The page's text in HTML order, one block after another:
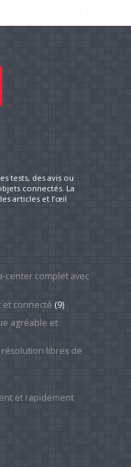
tests, des avis ou
connectés. La
articles et l’œil
center complet avec
et connecté (9)
agréable et
libres de
et rapidement